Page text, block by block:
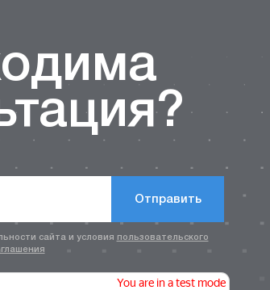
Отправить
сайта и условия пользовательского